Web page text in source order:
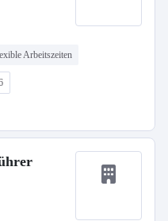
Arbeitszeiten